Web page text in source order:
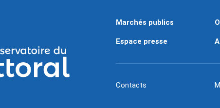
Marchés publics
Espace presse
Contacts